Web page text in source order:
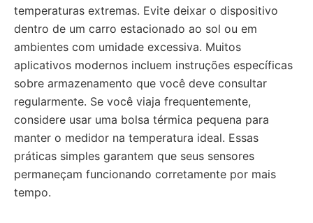
temperaturas extremas. Evite deixar o dispositivo
dentro de um carro estacionado ao sol ou em
ambientes com umidade excessiva. Muitos
aplicativos modernos incluem instruções específicas
sobre armazenamento que você deve consultar
regularmente. Se você viaja frequentemente,
considere usar uma bolsa térmica pequena para
manter o medidor na temperatura ideal. Essas
práticas simples garantem que seus sensores
permaneçam funcionando corretamente por mais
tempo.